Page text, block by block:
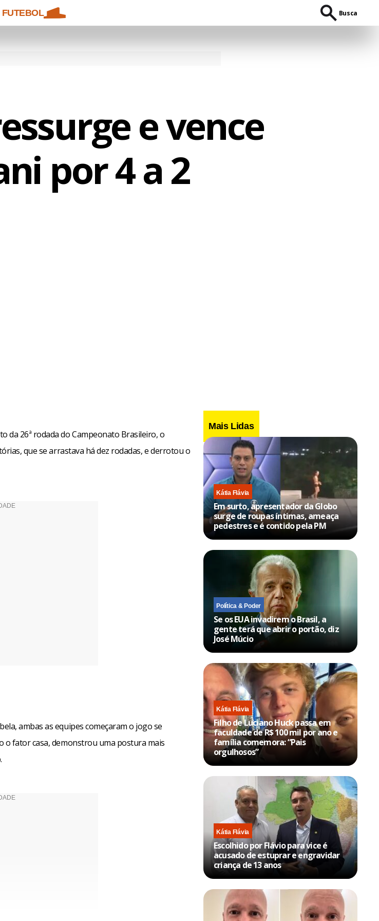
FUTEBOL Busca
e vence
por 4 a 2
da 26ª rodada do Campeonato Brasileiro, o
que se arrastava há dez rodadas, e derrotou o
ambas as equipes começaram o jogo se
o fator casa, demonstrou uma postura mais
Mais Lidas
Kátia Flávia
Em surto, apresentador da Globo
surge de roupas íntimas, ameaça
pedestres e é contido pela PM
Política & Poder
Se os EUA invadirem o Brasil, a
gente terá que abrir o portão, diz
José Múcio
Kátia Flávia
Filho de Luciano Huck passa em
faculdade de R$ 100 mil por ano e
família comemora: “Pais
orgulhosos”
Kátia Flávia
Escolhido por Flávio para vice é
acusado de estuprar e engravidar
criança de 13 anos